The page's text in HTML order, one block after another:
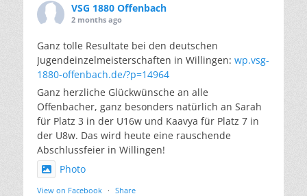
VSG 1880 Offenbach
2 months ago
Ganz tolle Resultate bei den deutschen
Jugendeinzelmeisterschaften in Willingen: wp.vsg-
1880-offenbach.de/?p=14964
Ganz herzliche Glückwünsche an alle
Offenbacher, ganz besonders natürlich an Sarah
für Platz 3 in der U16w und Kaavya für Platz 7 in
der U8w. Das wird heute eine rauschende
Abschlussfeier in Willingen!
Photo
View on Facebook · Share